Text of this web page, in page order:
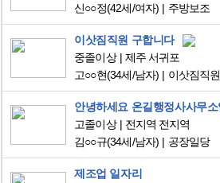
신○○정(42세/여자) 주방보조
이삿짐직원 구합니다
중졸이상
제주 서귀포
고○○현(34세/남자) 이삿짐직원
고졸이상
전지역 전지역
김○○규(34세/남자) 공장일당
제조업 일자리